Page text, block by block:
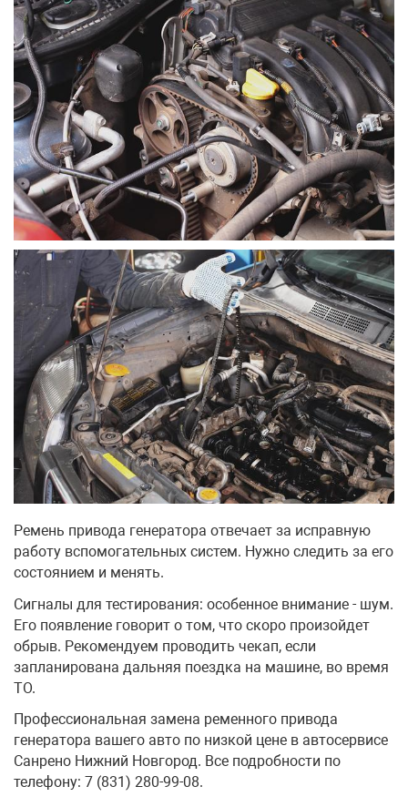
Ремень привода генератора отвечает за исправную
работу вспомогательных систем. Нужно следить за его
состоянием и менять.
Сигналы для тестирования: особенное внимание - шум.
Его появление говорит о том, что скоро произойдет
обрыв. Рекомендуем проводить чекап, если
запланирована дальняя поездка на машине, во время
ТО.
Профессиональная замена ременного привода
генератора вашего авто по низкой цене в автосервисе
Санрено Нижний Новгород. Все подробности по
телефону: 7 (831) 280-99-08.